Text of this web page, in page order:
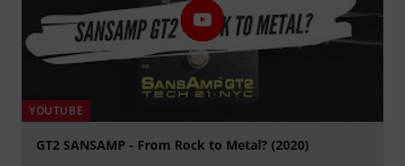
YOUTUBE
GT2 SANSAMP - From Rock to Metal? (2020)